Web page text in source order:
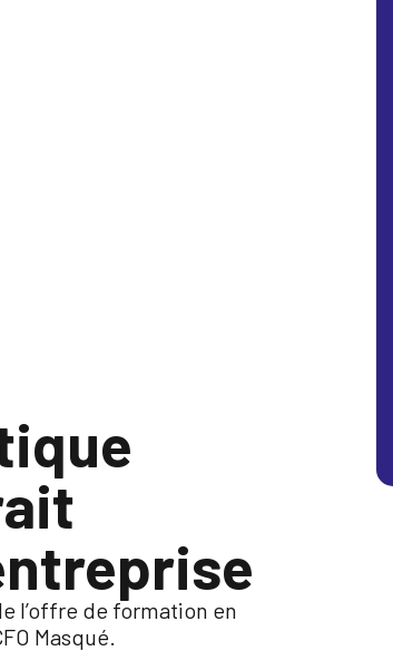
l’offre de formation en
Masqué.